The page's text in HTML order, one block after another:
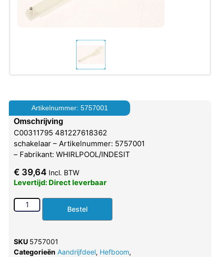
Artikelnummer: 5757001
Omschrijving
C00311795 481227618362
schakelaar – Artikelnummer: 5757001
– Fabrikant: WHIRLPOOL/INDESIT
€ 39,64 Incl. BTW
Levertijd: Direct leverbaar
Bestel
SKU 5757001
Categorieën Aandrijfdeel, Hefboom,